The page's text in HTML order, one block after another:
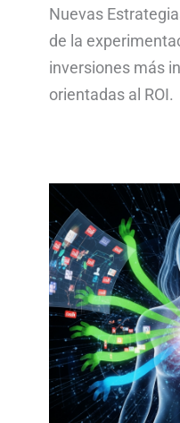
Nuevas
de la
inversiones más
orientadas al ROI.